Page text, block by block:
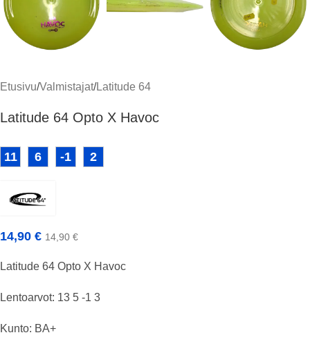
Etusivu/Valmistajat/Latitude 64
Latitude 64 Opto X Havoc
11 6 -1 2
14,90 € 14,90 €
Latitude 64 Opto X Havoc
Lentoarvot: 13 5 -1 3
Kunto: BA+